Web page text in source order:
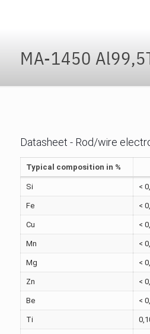
MA-1450
Datasheet - Rod/wire
Typical composition in %
Si <
Fe <
Cu <
Mn <
Mg <
Zn <
Be <
Ti